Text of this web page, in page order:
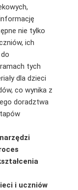
nie tylko
ich
tych
dla dzieci
co wynika z
doradztwa
i uczniów